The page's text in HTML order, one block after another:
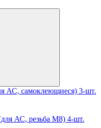
АС, самоклеющиеся) 3-шт.